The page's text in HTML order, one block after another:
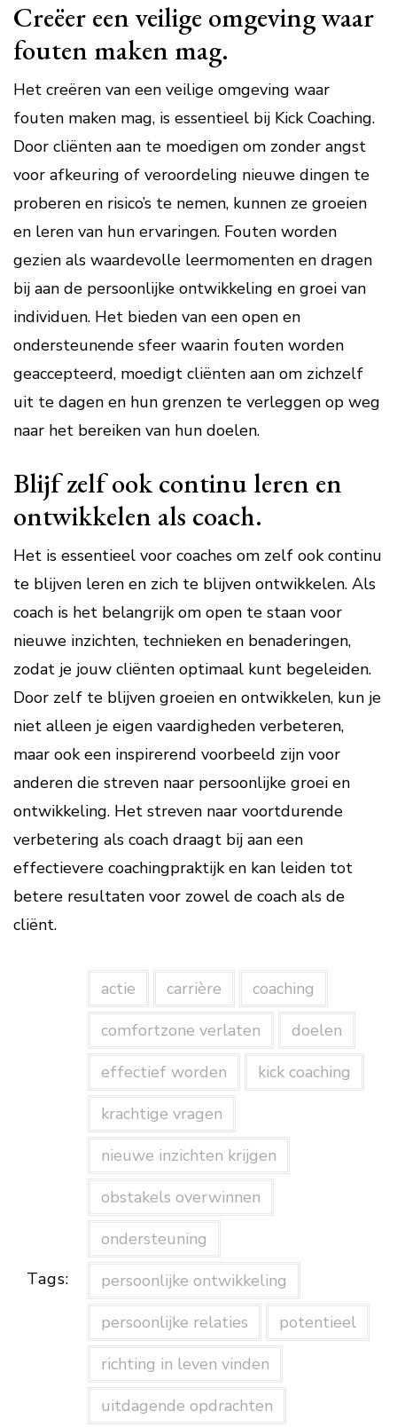
Creëer een veilige omgeving waar
fouten maken mag.
Het creëren van een veilige omgeving waar
fouten maken mag, is essentieel bij Kick Coaching.
Door cliënten aan te moedigen om zonder angst
voor afkeuring of veroordeling nieuwe dingen te
proberen en risico’s te nemen, kunnen ze groeien
en leren van hun ervaringen. Fouten worden
gezien als waardevolle leermomenten en dragen
bij aan de persoonlijke ontwikkeling en groei van
individuen. Het bieden van een open en
ondersteunende sfeer waarin fouten worden
geaccepteerd, moedigt cliënten aan om zichzelf
uit te dagen en hun grenzen te verleggen op weg
naar het bereiken van hun doelen.
Blijf zelf ook continu leren en
ontwikkelen als coach.
Het is essentieel voor coaches om zelf ook continu
te blijven leren en zich te blijven ontwikkelen. Als
coach is het belangrijk om open te staan voor
nieuwe inzichten, technieken en benaderingen,
zodat je jouw cliënten optimaal kunt begeleiden.
Door zelf te blijven groeien en ontwikkelen, kun je
niet alleen je eigen vaardigheden verbeteren,
maar ook een inspirerend voorbeeld zijn voor
anderen die streven naar persoonlijke groei en
ontwikkeling. Het streven naar voortdurende
verbetering als coach draagt bij aan een
effectievere coachingpraktijk en kan leiden tot
betere resultaten voor zowel de coach als de
cliënt.
Tags:
actie carrière
coaching
comfortzone verlaten
doelen
effectief worden
kick coaching
krachtige vragen
nieuwe inzichten krijgen
obstakels overwinnen
ondersteuning
persoonlijke ontwikkeling
persoonlijke relaties
potentieel
richting in leven vinden
uitdagende opdrachten